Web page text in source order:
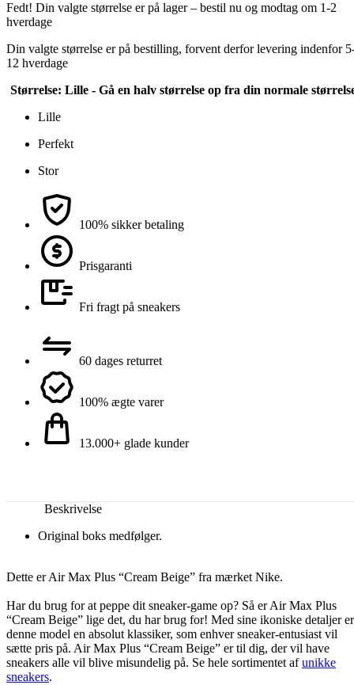
Fedt! Din valgte størrelse er på lager – bestil nu og modtag om 1-2
hverdage
Din valgte størrelse er på bestilling, forvent derfor levering indenfor
12 hverdage
Størrelse: Lille - Gå en halv størrelse op fra din normale
Lille
Perfekt
Stor
100% sikker betaling
Prisgaranti
Fri fragt på sneakers
60 dages returret
100% ægte varer
13.000+ glade kunder
Beskrivelse
Original boks medfølger.
Dette er Air Max Plus “Cream Beige” fra mærket Nike.
Har du brug for at peppe dit sneaker-game op? Så er Air Max Plus
“Cream Beige” lige det, du har brug for! Med sine ikoniske detaljer er
denne model en absolut klassiker, som enhver sneaker-entusiast vil
sætte pris på. Air Max Plus “Cream Beige” er til dig, der vil have
sneakers alle vil blive misundelig på. Se hele sortimentet afunikke
sneakers.